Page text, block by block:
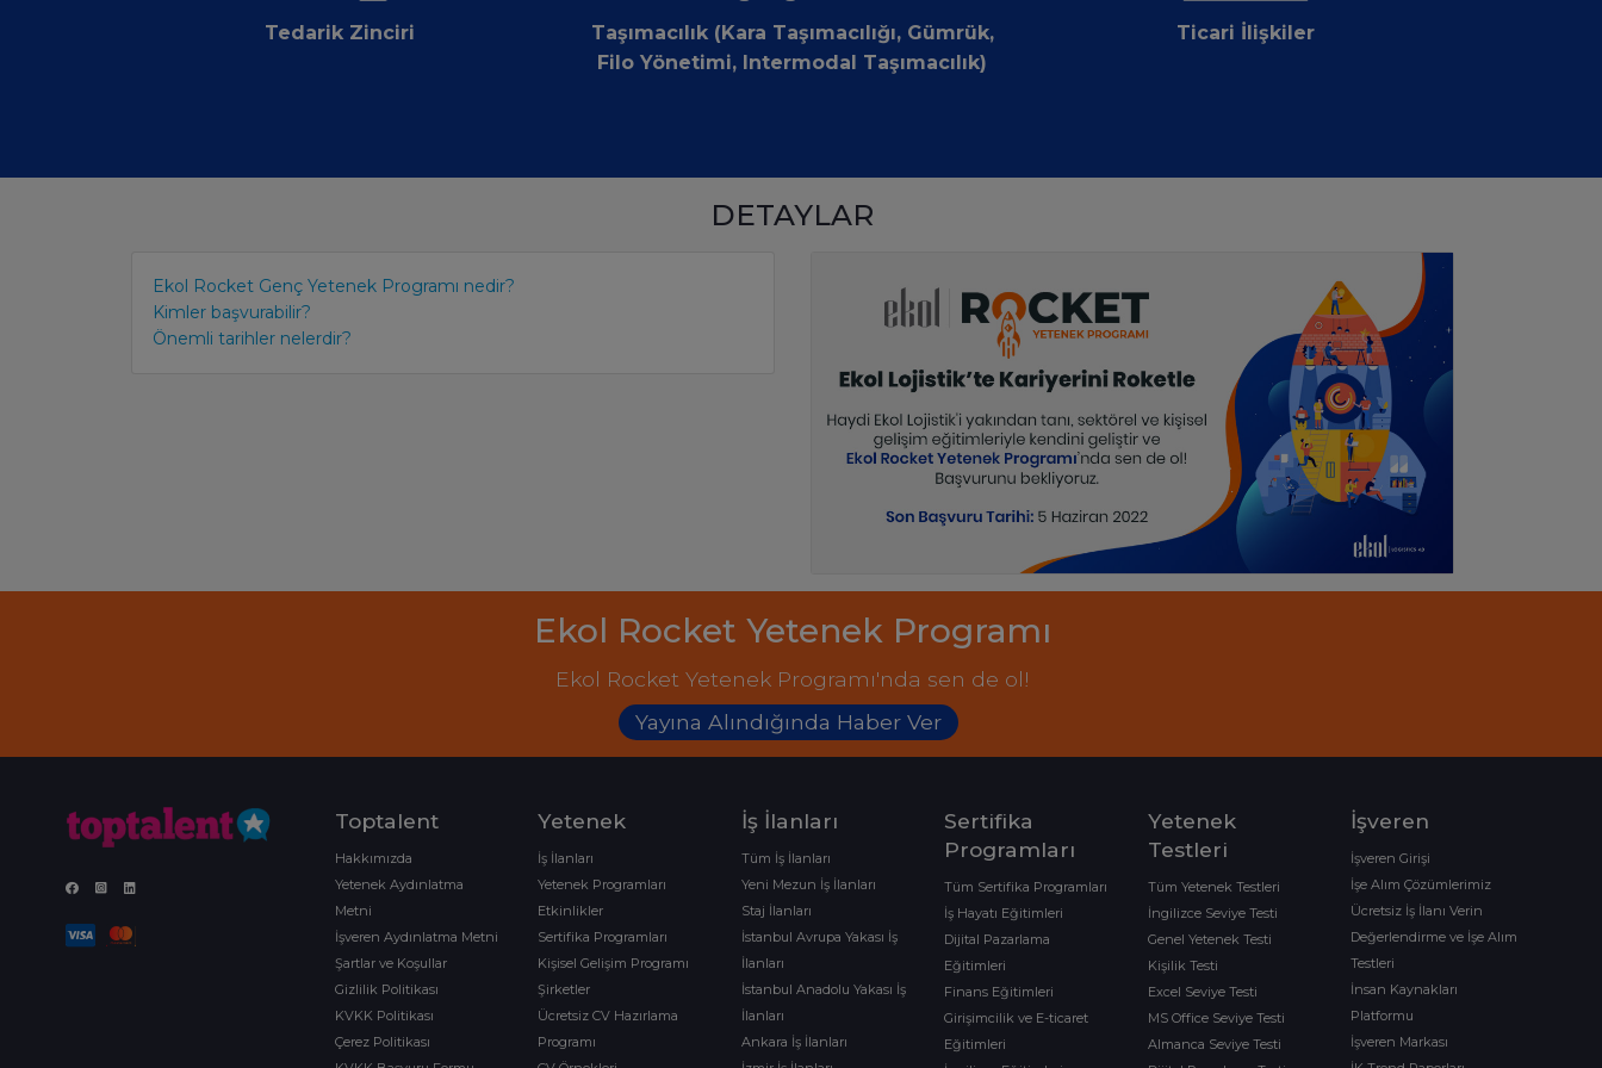
Tedarik Zinciri
Taşımacılık (Kara Taşımacılığı, Gümrük,
Filo Yönetimi, Intermodal Taşımacılık)
Ticari İlişkiler
DETAYLAR
Ekol Rocket Genç Yetenek Programı nedir?
Kimler başvurabilir?
Önemli tarihler nelerdir?
Ekol Rocket Yetenek Programı
Ekol Rocket Yetenek Programı'nda sen de ol!
Yayına Alındığında Haber Ver
Toptalent
Hakkımızda
Yetenek Aydınlatma
Metni
İşveren Aydınlatma Metni
Şartlar ve Koşullar
Gizlilik Politikası
KVKK Politikası
Çerez Politikası
Yetenek
İş İlanları
Yetenek Programları
Etkinlikler
Sertifika Programları
Kişisel Gelişim Programı
Şirketler
Ücretsiz CV Hazırlama
Programı
İş İlanları
Tüm İş İlanları
Yeni Mezun İş İlanları
Staj İlanları
İstanbul Avrupa Yakası İş
İlanları
İstanbul Anadolu Yakası İş
İlanları
Ankara İş İlanları
Sertifika
Programları
Tüm Sertifika Programları
İş Hayatı Eğitimleri
Dijital Pazarlama
Eğitimleri
Finans Eğitimleri
Girişimcilik ve E-ticaret
Eğitimleri
Yetenek
Testleri
Tüm Yetenek Testleri
İngilizce Seviye Testi
Genel Yetenek Testi
Kişilik Testi
Excel Seviye Testi
MS Office Seviye Testi
Almanca Seviye Testi
İşveren
İşveren Girişi
İşe Alım Çözümlerimiz
Ücretsiz İş İlanı Verin
Değerlendirme ve İşe Alım
Testleri
İnsan Kaynakları
Platformu
İşveren Markası